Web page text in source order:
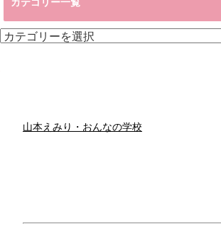
カ
山本えみり・おんなの学校